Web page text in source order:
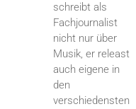
schreibt als
Fachjournalist
nicht nur über
Musik, er releast
auch eigene in
den
verschiedensten